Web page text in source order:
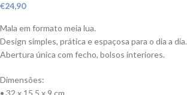
€24,90
Mala em formato meia lua.
Design simples, prática e espaçosa para o dia a dia.
Abertura única com fecho, bolsos interiores.
Dimensões: